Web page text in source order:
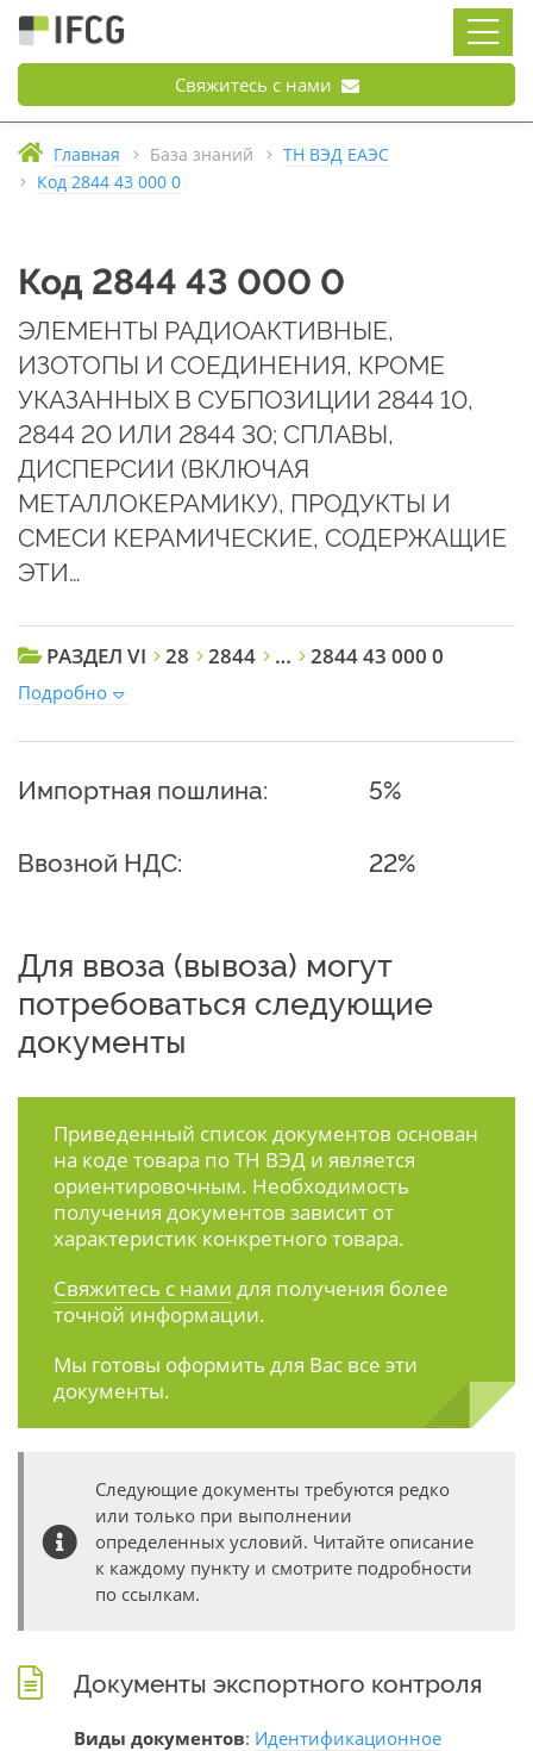
Свяжитесь с нами
Главная База знаний
ТН ВЭД ЕАЭС
Код 2844 43 000 0
Код 2844 43 000 0
ЭЛЕМЕНТЫ РАДИОАКТИВНЫЕ,
ИЗОТОПЫ И СОЕДИНЕНИЯ, КРОМЕ
УКАЗАННЫХ В СУБПОЗИЦИИ 2844 10,
2844 20 ИЛИ 2844 30; СПЛАВЫ,
ДИСПЕРСИИ (ВКЛЮЧАЯ
МЕТАЛЛОКЕРАМИКУ), ПРОДУКТЫ И
СМЕСИ КЕРАМИЧЕСКИЕ, СОДЕРЖАЩИЕ
ЭТИ…
РАЗДЕЛ VI 28 2844 … 2844 43 000 0
Подробно
Импортная пошлина: 5%
Ввозной НДС: 22%
Для ввоза (вывоза) могут
потребоваться следующие
документы
Приведенный список документов основан
на коде товара по ТН ВЭД и является
ориентировочным. Необходимость
получения документов зависит от
характеристик конкретного товара.
Свяжитесь с нами для получения более
точной информации.
Мы готовы оформить для Вас все эти
документы.
Следующие документы требуются редко
или только при выполнении
определенных условий. Читайте описание
к каждому пункту и смотрите подробности
по ссылкам.
Документы экспортного контроля
Виды документов: Идентификационное